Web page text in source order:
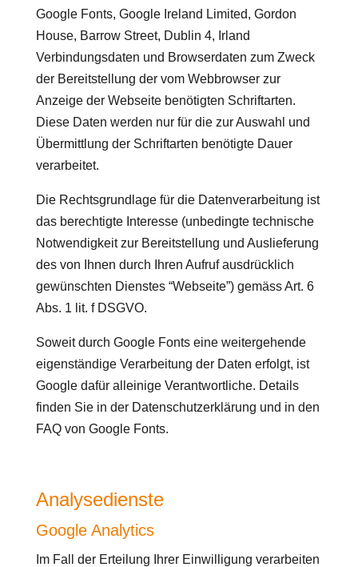
Google Fonts, Google Ireland Limited, Gordon
House, Barrow Street, Dublin 4, Irland
Verbindungsdaten und Browserdaten zum Zweck
der Bereitstellung der vom Webbrowser zur
Anzeige der Webseite benötigten Schriftarten.
Diese Daten werden nur für die zur Auswahl und
Übermittlung der Schriftarten benötigte Dauer
verarbeitet.
Die Rechtsgrundlage für die Datenverarbeitung ist
das berechtigte Interesse (unbedingte technische
Notwendigkeit zur Bereitstellung und Auslieferung
des von Ihnen durch Ihren Aufruf ausdrücklich
gewünschten Dienstes “Webseite”) gemäss Art. 6
Abs. 1 lit. f DSGVO.
Soweit durch Google Fonts eine weitergehende
eigenständige Verarbeitung der Daten erfolgt, ist
Google dafür alleinige Verantwortliche. Details
finden Sie in der Datenschutzerklärung und in den
FAQ von Google Fonts.
Analysedienste
Google Analytics
Im Fall der Erteilung Ihrer Einwilligung verarbeiten